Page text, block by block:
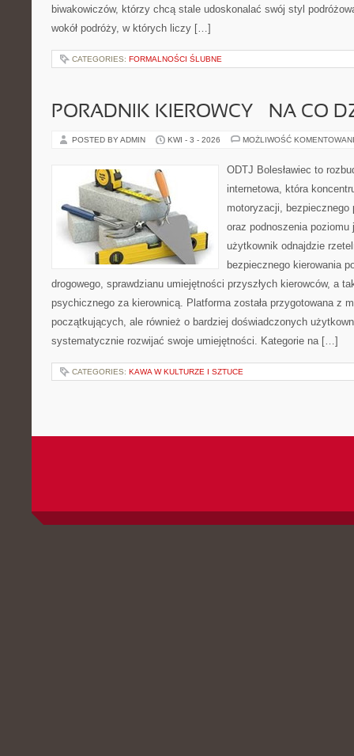
biwakowiczów, którzy chcą stale udoskonalać swój styl
wokół podróży, w których liczy […]
CATEGORIES: FORMALNOŚCI ŚLUBNE
PORADNIK KIEROWCY – NA CO
POSTED BY ADMIN KWI - 3 - 2026 MOŻLIWOŚĆ
ODTJ Bolesławiec to
internetowa, która
motoryzacji, bezpiecznego
oraz podnoszenia
użytkownik odnajdzie
bezpiecznego kierowania
drogowego, sprawdzianu umiejętności przyszłych kierowców, a
psychicznego za kierownicą. Platforma została przygotowana z
początkujących, ale również o bardziej doświadczonych
systematycznie rozwijać swoje umiejętności. Kategorie na […]
CATEGORIES: KAWA W KULTURZE I SZTUCE